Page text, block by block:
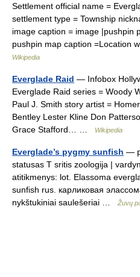
Settlement official name =
settlement type = Township
image caption = image |pushpin
pushpin map caption =Location
Wikipedia
Everglade Raid — Infobox
Everglade Raid series = Woody
Paul J. Smith story artist =
Bentley Lester Kline Don
Grace Stafford… …
Wikipedia
Everglade’s pygmy sunfish —
statusas T sritis zoologija |
atitikmenys: lot. Elassoma
sunfish rus. карликовая
nykštukiniai saulešeriai …
Žuvų